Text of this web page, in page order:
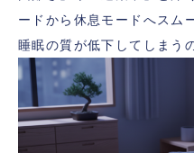
ードから休息モードへスム
睡眠の質が低下してしまう